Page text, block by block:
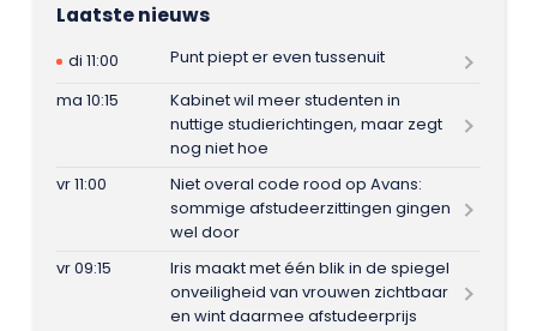
Laatste nieuws
di 11:00
Punt piept er even tussenuit
ma 10:15
Kabinet wil meer studenten in
nuttige studierichtingen, maar zegt
nog niet hoe
vr 11:00
Niet overal code rood op Avans:
sommige afstudeerzittingen gingen
wel door
vr 09:15
Iris maakt met één blik in de spiegel
onveiligheid van vrouwen zichtbaar
en wint daarmee afstudeerprijs